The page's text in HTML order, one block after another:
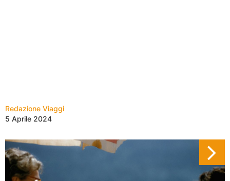
Redazione Viaggi
5 Aprile 2024